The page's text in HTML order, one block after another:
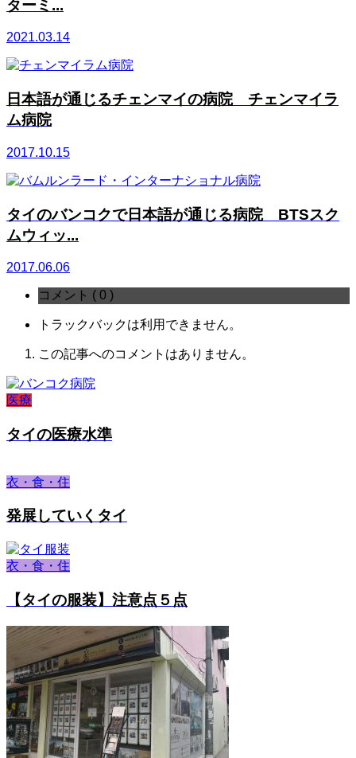
ターミ...
2021.03.14
日本語が通じるチェンマイの病院 チェンマイラ
ム病院
2017.10.15
タイのバンコクで日本語が通じる病院 BTSスク
ムウィッ...
2017.06.06
コメント ( 0 )
トラックバックは利用できません。
この記事へのコメントはありません。
医療
タイの医療水準
衣・食・住
発展していくタイ
衣・食・住
【タイの服装】注意点５点